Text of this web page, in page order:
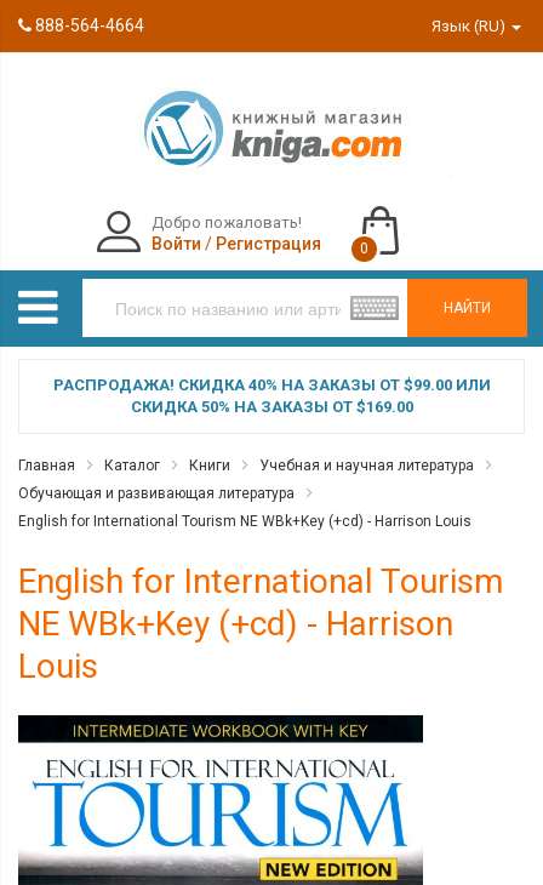
888-564-4664 Язык (RU)
НАЙТИ
Добро пожаловать!
Войти / Регистрация 0
РАСПРОДАЖА! СКИДКА 40% НА ЗАКАЗЫ ОТ $99.00 ИЛИ
СКИДКА 50% НА ЗАКАЗЫ ОТ $169.00
Главная Каталог Книги
Учебная и научная литература
Обучающая и развивающая литература
English for International Tourism NE WBk+Key (+cd) - Harrison Louis
English for International Tourism
NE WBk+Key (+cd) - Harrison
Louis